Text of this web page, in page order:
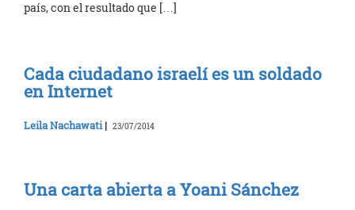
país, con el resultado que […]
Cada ciudadano israelí es un soldado
en Internet
Leila Nachawati| 23/07/2014
Una carta abierta a Yoani Sánchez